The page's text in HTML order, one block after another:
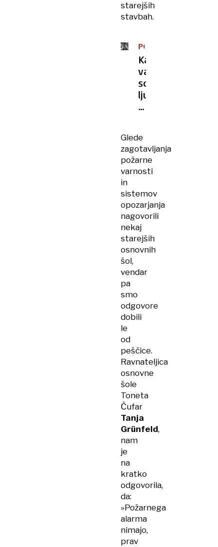
starejših
stavbah.
POŽARNA
VARNOST
Kako
varne
so
ljubljanske
srednje
gimnazije?
Glede
zagotavljanja
požarne
varnosti
in
sistemov
opozarjanja
nagovorili
nekaj
starejših
osnovnih
šol,
vendar
pa
smo
odgovore
dobili
le
od
peščice.
Ravnateljica
osnovne
šole
Toneta
Čufar
Tanja
Grünfeld,
nam
je
na
kratko
odgovorila,
da:
»Požarnega
alarma
nimajo,
prav